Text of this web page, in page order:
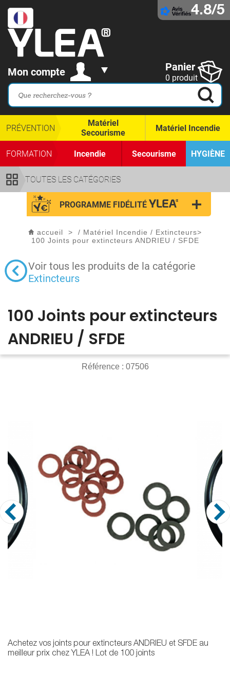
4.8/5
Mon compte Panier
0 produit
TOUTES LES CATÉGORIES
PRÉVENTION
Matériel
Secourisme
Matériel Incendie
FORMATION Incendie Secourisme HYGIÈNE
PROGRAMME FIDÉLITÉ
accueil > / Matériel Incendie / Extincteurs>
100 Joints pour extincteurs ANDRIEU / SFDE
Voir tous les produits de la catégorie
Extincteurs
100 Joints pour extincteurs
ANDRIEU / SFDE
Référence : 07506
Achetez vos joints pour extincteurs ANDRIEU et SFDE au
meilleur prix chez YLEA ! Lot de 100 joints